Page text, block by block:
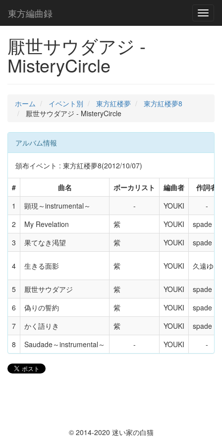
東方編曲録
厭世サウダアジ -
MisteryCircle
ホーム イベント別 東方紅楼夢
東方紅楼夢8
厭世サウダアジ - MisteryCircle
アルバム情報
頒布イベント : 東方紅楼夢8(2012/10/07)
# 曲名 ボーカリスト 編曲者
作詞者
1
顕現～instrumental～
YOUKI
2
My Revelation 紫 YOUKI
spade
3
果てなき渇望 紫 YOUKI spade
4 生きる面影 紫 YOUKI 久遠ゆん
5 厭世サウダアジ 紫 YOUKI
spade
6
偽りの誓約 紫 YOUKI
spade
7
かく語りき 紫 YOUKI
spade
8
Saudade～instrumental～ YOUKI
© 2014-2020 迷い家の白猫